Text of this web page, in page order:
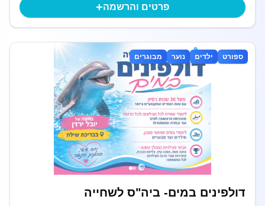
פרטים והרשמה+
ספורט ילדים נוער מבוגרים
דולפינים במים- ביה"ס לשחייה